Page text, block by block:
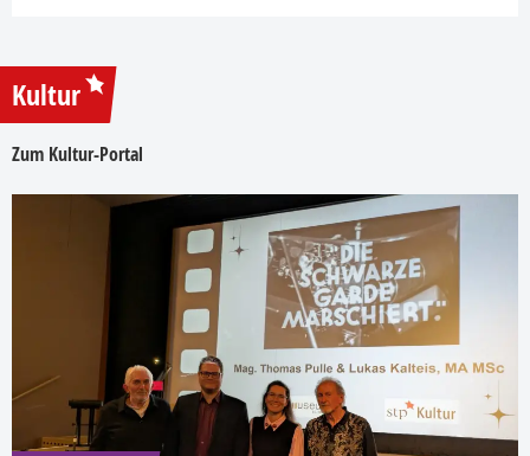
Kultur
Zum Kultur-Portal